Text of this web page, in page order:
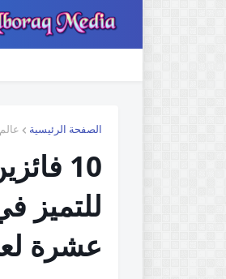
الصفحة الرئيسية
10
للتميز
عشرة لعام